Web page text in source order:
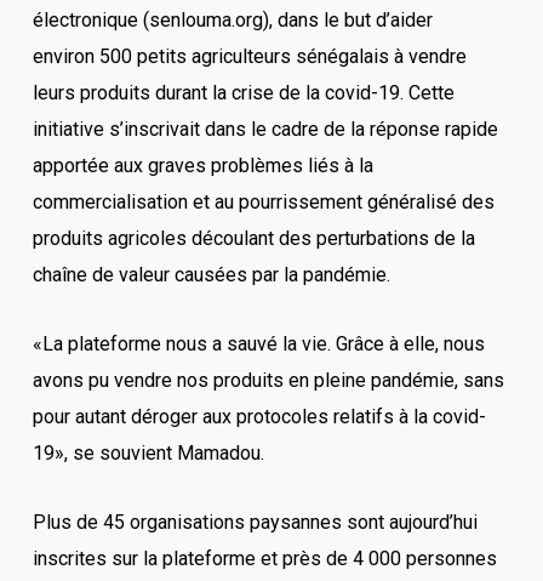
électronique (senlouma.org), dans le but d’aider
environ 500 petits agriculteurs sénégalais à vendre
leurs produits durant la crise de la covid-19. Cette
initiative s’inscrivait dans le cadre de la réponse rapide
apportée aux graves problèmes liés à la
commercialisation et au pourrissement généralisé des
produits agricoles découlant des perturbations de la
chaîne de valeur causées par la pandémie.
«La plateforme nous a sauvé la vie. Grâce à elle, nous
avons pu vendre nos produits en pleine pandémie, sans
pour autant déroger aux protocoles relatifs à la covid-
19», se souvient Mamadou.
Plus de 45 organisations paysannes sont aujourd’hui
inscrites sur la plateforme et près de 4 000 personnes